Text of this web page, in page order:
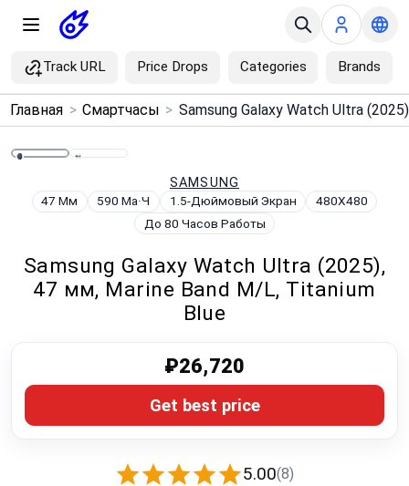
Track URL Price Drops Categories Brands
Menu ×
Price Drops
Global Price Tracker
Главная > Смартчасы >
SAMSUNG
47 Мм 590 Ма·Ч 1.5-Дюймовый Экран
480X480
До 80 Часов Работы
Samsung Galaxy Watch Ultra (2025),
47 мм, Marine Band M/L, Titanium
Blue
5.00(8)
₽26,720
Get best price